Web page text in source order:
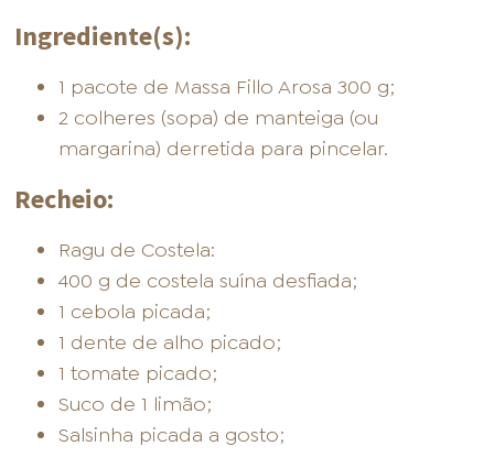
Ingrediente(s):
1 pacote de Massa Fillo Arosa 300 g;
2 colheres (sopa) de manteiga (ou
margarina) derretida para pincelar.
Recheio:
Ragu de Costela:
400 g de costela suína desfiada;
1 cebola picada;
1 dente de alho picado;
1 tomate picado;
Suco de 1 limão;
Salsinha picada a gosto;